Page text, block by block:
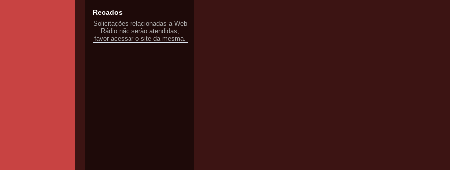
Recados
Solicitações relacionadas a Web
Rádio não serão atendidas,
favor acessar o site da mesma.